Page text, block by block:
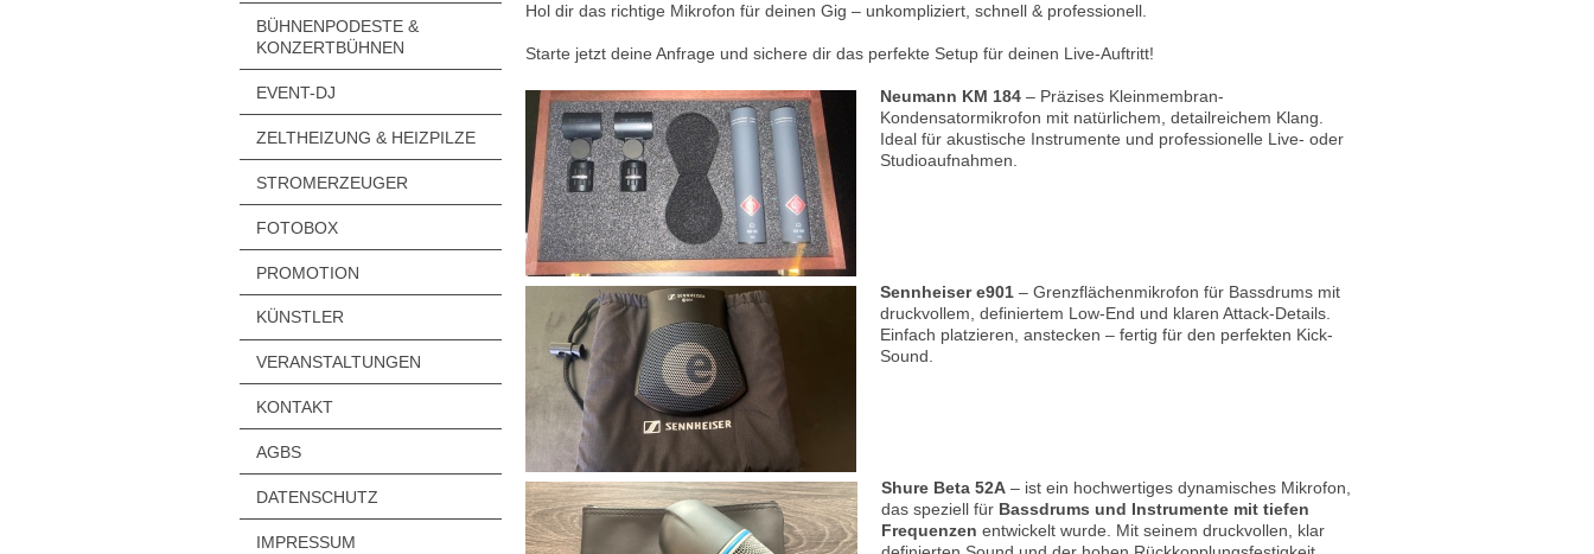
BÜHNENPODESTE &
KONZERTBÜHNEN
EVENT-DJ
ZELTHEIZUNG & HEIZPILZE
STROMERZEUGER
FOTOBOX
PROMOTION
KÜNSTLER
VERANSTALTUNGEN
KONTAKT
AGBS
DATENSCHUTZ
IMPRESSUM
Hol dir das richtige Mikrofon für deinen Gig – unkompliziert, schnell & professionell.
Starte jetzt deine Anfrage und sichere dir das perfekte Setup für deinen Live-Auftritt!
Neumann KM 184– Präzises Kleinmembran-
Kondensatormikrofon mit natürlichem, detailreichem Klang.
Ideal für akustische Instrumente und professionelle Live- oder
Studioaufnahmen.
Sennheiser e901– Grenzflächenmikrofon für Bassdrums mit
druckvollem, definiertem Low-End und klaren Attack-Details.
Einfach platzieren, anstecken – fertig für den perfekten Kick-
Sound.
Shure Beta 52A– ist ein hochwertiges dynamisches Mikrofon,
das speziell für Bassdrums und Instrumente mit tiefen
Frequenzen entwickelt wurde. Mit seinem druckvollen, klar